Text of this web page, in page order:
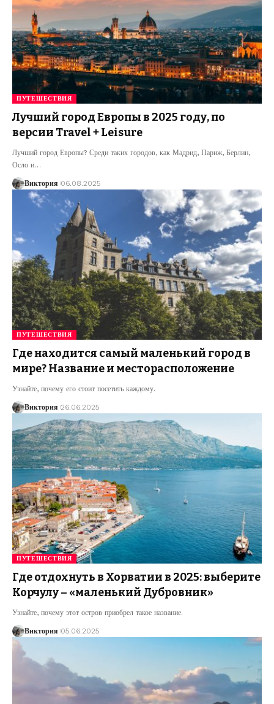
ПУТЕШЕСТВИЯ
Лучший город Европы в 2025 году, по
версии Travel + Leisure
Лучший город Европы? Среди таких городов, как Мадрид, Париж, Берлин,
Осло и…
Виктория 06.08.2025
ПУТЕШЕСТВИЯ
Где находится самый маленький город в
мире? Название и месторасположение
Узнайте, почему его стоит посетить каждому.
Виктория 26.06.2025
ПУТЕШЕСТВИЯ
Где отдохнуть в Хорватии в 2025: выберите
Корчулу – «маленький Дубровник»
Узнайте, почему этот остров приобрел такое название.
Виктория 05.06.2025